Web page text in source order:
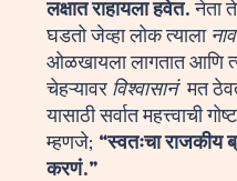
लक्षात राहायला हवेत.नेता
घडतो जेव्हा लोक त्याला
ओळखायला लागतात आणि
चेहऱ्यावर विश्वासानंमत
यासाठी सर्वात महत्त्वाची गोष्ट
म्हणजे; “स्वतःचा राजकीय
करणं.”